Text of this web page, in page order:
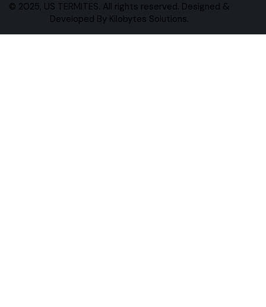
© 2025, US TERMITES. All rights reserved. Designed &
Developed By Kilobytes Solutions.